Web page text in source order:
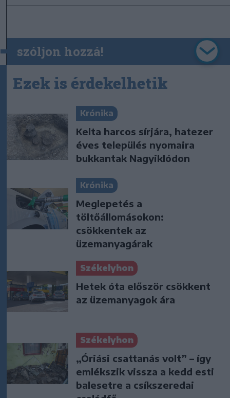
szóljon hozzá!
Ezek is érdekelhetik
Krónika
Kelta harcos sírjára, hatezer
éves település nyomaira
bukkantak Nagyiklódon
Krónika
Meglepetés a
töltőállomásokon:
csökkentek az
üzemanyagárak
Székelyhon
Hetek óta először csökkent
az üzemanyagok ára
Székelyhon
„Óriási csattanás volt” – így
emlékszik vissza a kedd esti
balesetre a csíkszeredai